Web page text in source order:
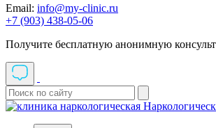
Email: info@my-clinic.ru
+7 (903) 438-05-06
Получите бесплатную анонимную